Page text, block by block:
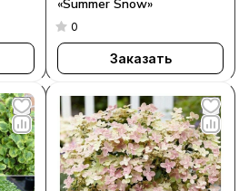
«Summer Snow»
0
Заказать